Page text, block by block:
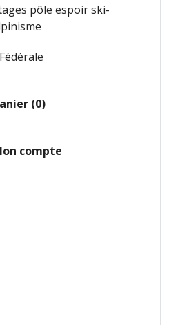
pôle espoir ski-
(0)
compte